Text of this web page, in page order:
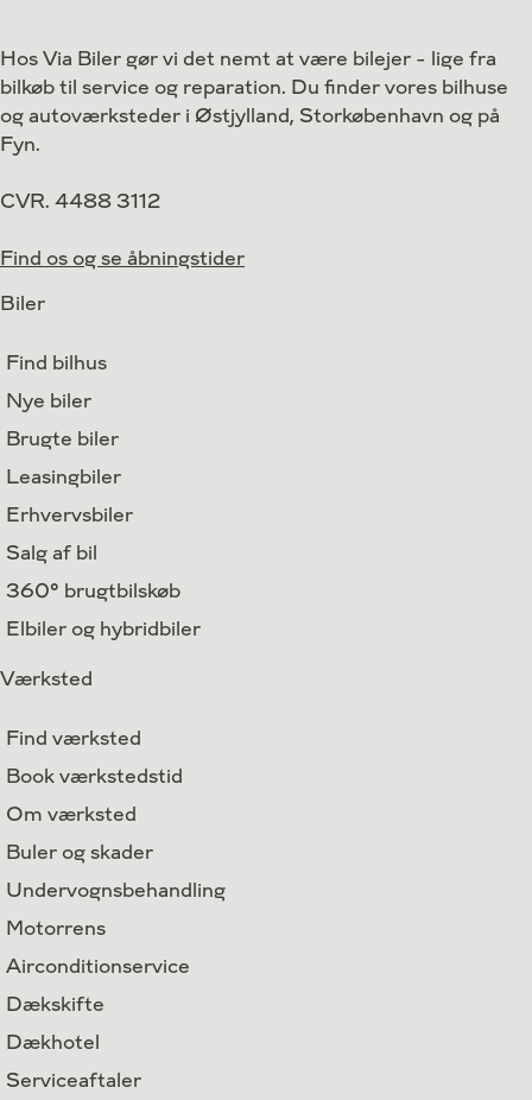
Hos Via Biler gør vi det nemt at være bilejer - lige fra
bilkøb til service og reparation. Du finder vores bilhuse
og autoværksteder i Østjylland, Storkøbenhavn og på
Fyn.
CVR. 4488 3112
Find os og se åbningstider
Biler
Find bilhus
Nye biler
Brugte biler
Leasingbiler
Erhvervsbiler
Salg af bil
360° brugtbilskøb
Elbiler og hybridbiler
Værksted
Find værksted
Book værkstedstid
Om værksted
Buler og skader
Undervognsbehandling
Motorrens
Airconditionservice
Dækskifte
Dækhotel
Serviceaftaler